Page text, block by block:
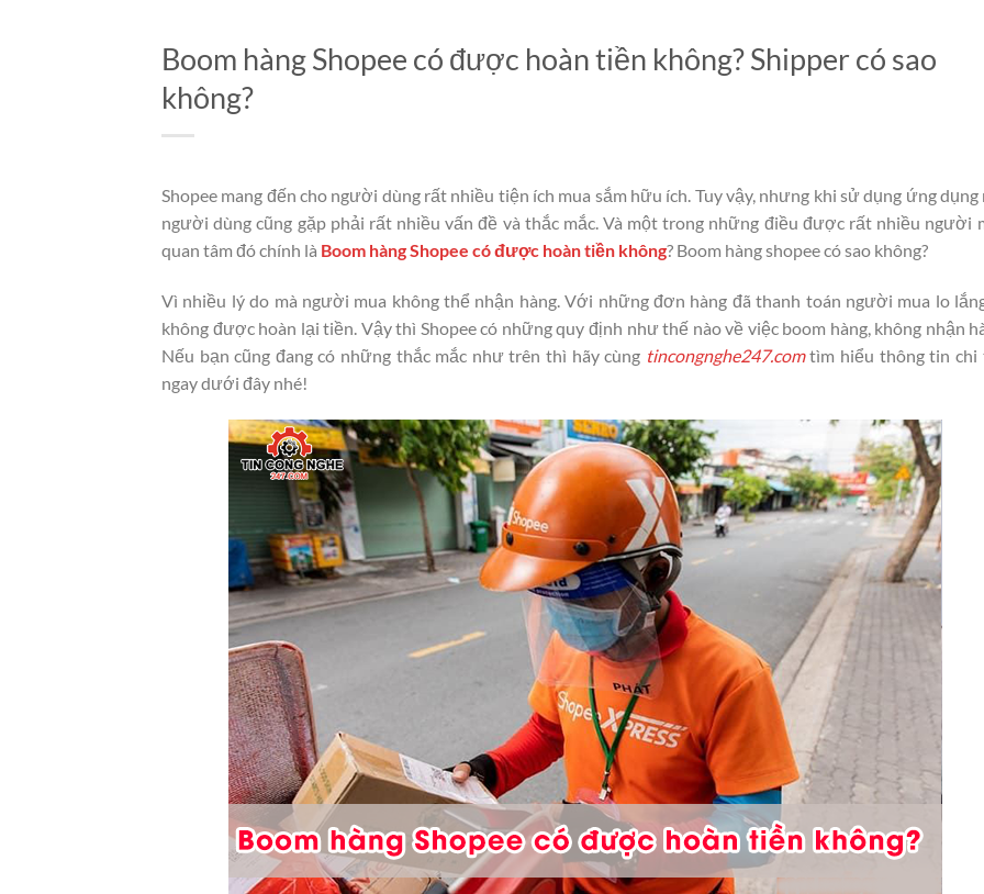
Boom hàng Shopee có được hoàn tiền không? Shipper có sao
không?
Shopee mang đến cho người dùng rất nhiều tiện ích mua sắm hữu ích. Tuy vậy, nhưng khi sử dụng ứng dụng
người dùng cũng gặp phải rất nhiều vấn đề và thắc mắc. Và một trong những điều được rất nhiều người
quan tâm đó chính là Boom hàng Shopee có được hoàn tiền không? Boom hàng shopee có sao không?
Vì nhiều lý do mà người mua không thể nhận hàng. Với những đơn hàng đã thanh toán người mua lo
không được hoàn lại tiền. Vậy thì Shopee có những quy định như thế nào về việc boom hàng, không nhận
Nếu bạn cũng đang có những thắc mắc như trên thì hãy cùng tincongnghe247.comtìm hiểu thông tin chi
ngay dưới đây nhé!